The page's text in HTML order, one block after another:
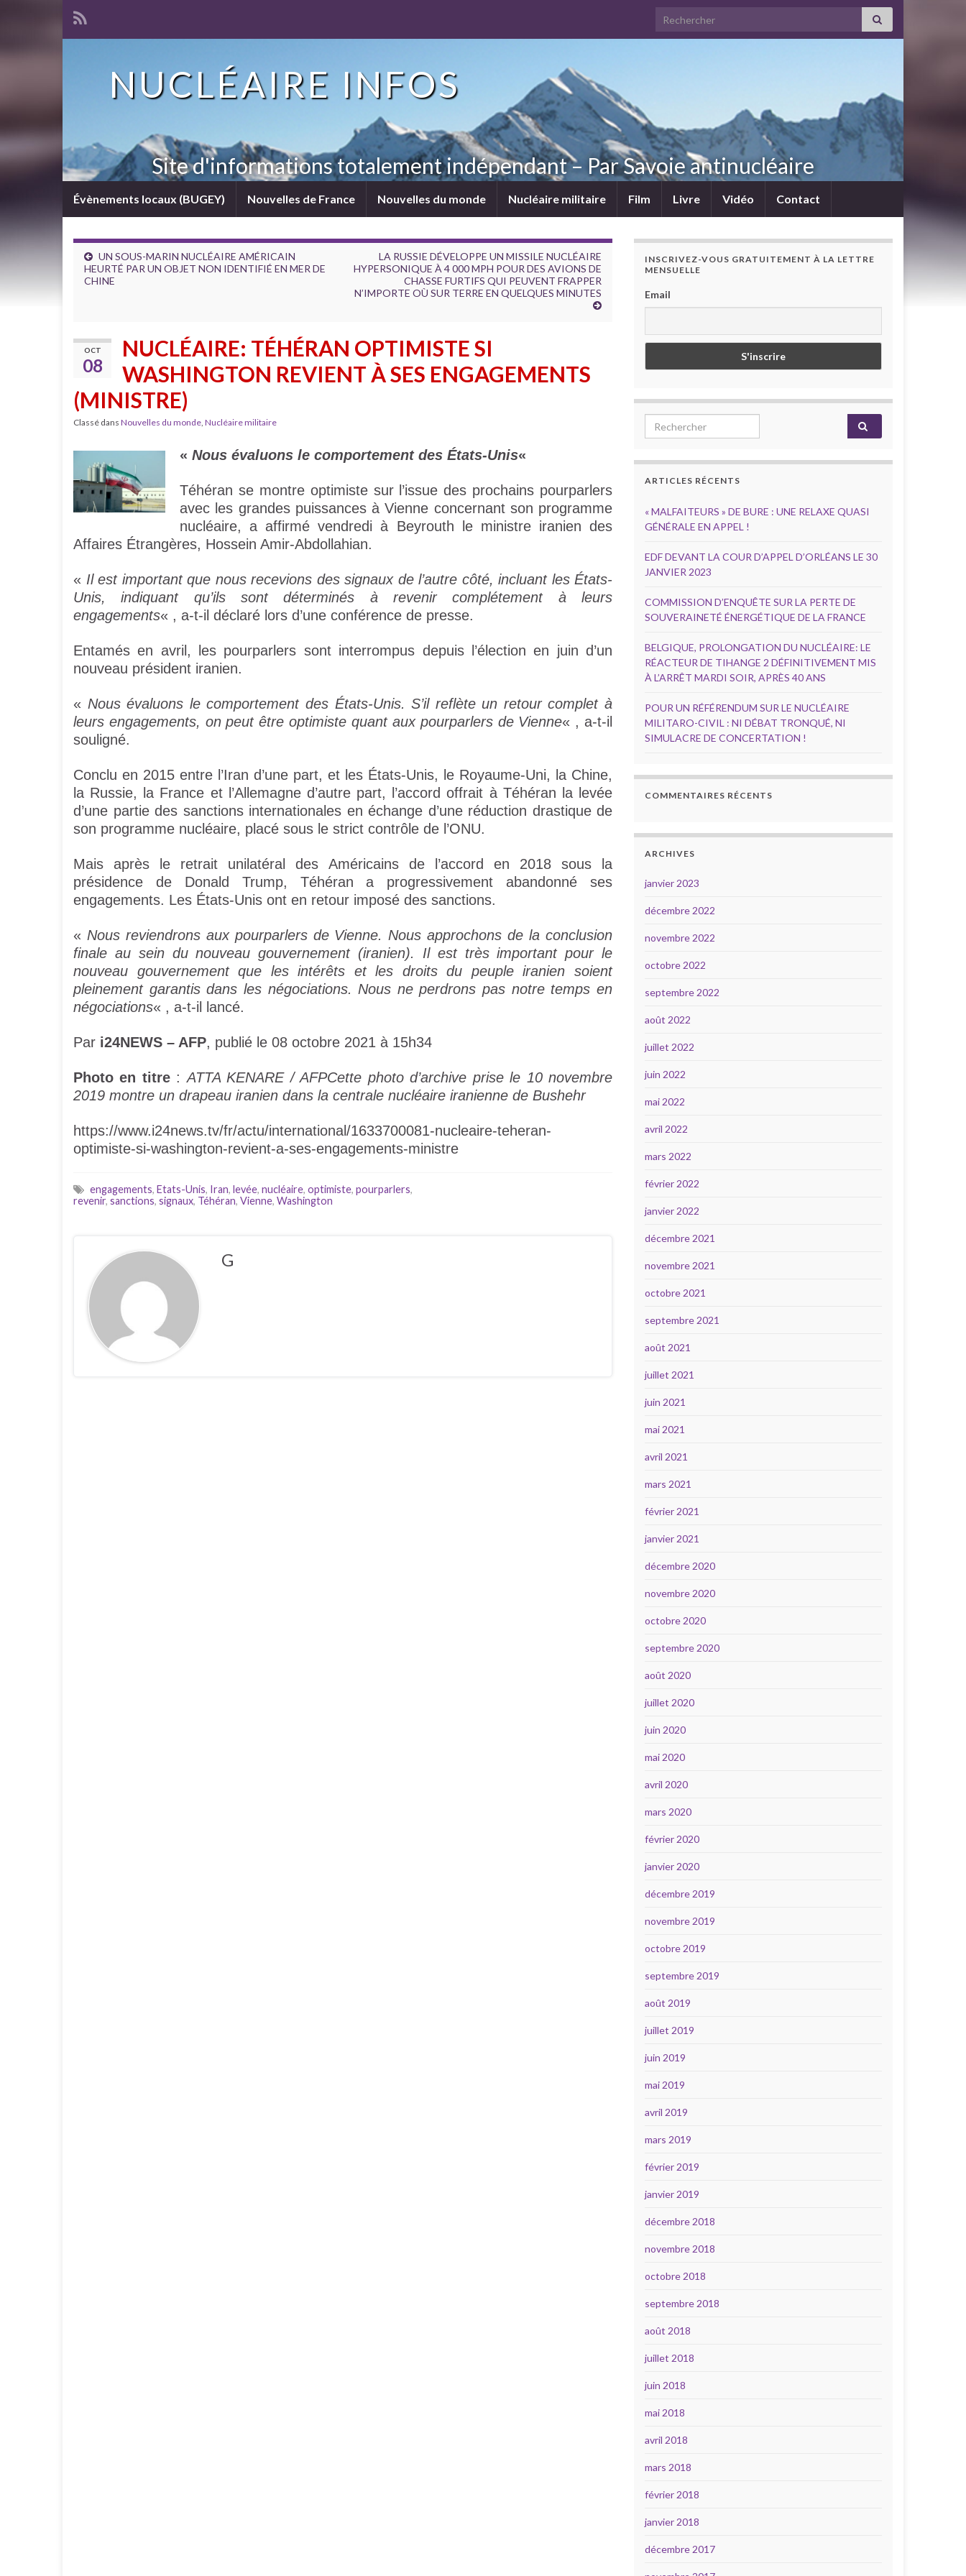
Search for:
NUCLÉAIRE INFOS
Site d'informations totalement indépendant – Par Savoie antinucléaire
Évènements locaux (BUGEY) Nouvelles de France Nouvelles du monde Nucléaire militaire Film Livre Vidéo Contact
UN SOUS-MARIN NUCLÉAIRE AMÉRICAIN
HEURTÉ PAR UN OBJET NON IDENTIFIÉ EN MER DE
CHINE
LA RUSSIE DÉVELOPPE UN MISSILE NUCLÉAIRE
HYPERSONIQUE À 4 000 MPH POUR DES AVIONS DE
CHASSE FURTIFS QUI PEUVENT FRAPPER
N’IMPORTE OÙ SUR TERRE EN QUELQUES MINUTES
OCT
08
NUCLÉAIRE: TÉHÉRAN OPTIMISTE SI
WASHINGTON REVIENT À SES ENGAGEMENTS
(MINISTRE)
Classé dans Nouvelles du monde, Nucléaire militaire
« Nous évaluons le comportement des États-Unis«
Téhéran se montre optimiste sur l’issue des prochains pourparlers
avec les grandes puissances à Vienne concernant son programme
nucléaire, a affirmé vendredi à Beyrouth le ministre iranien des
Affaires Étrangères, Hossein Amir-Abdollahian.
« Il est important que nous recevions des signaux de l’autre côté, incluant les États-
Unis, indiquant qu’ils sont déterminés à revenir complétement à leurs
engagements« , a-t-il déclaré lors d’une conférence de presse.
Entamés en avril, les pourparlers sont interrompus depuis l’élection en juin d’un
nouveau président iranien.
« Nous évaluons le comportement des États-Unis. S’il reflète un retour complet à
leurs engagements, on peut être optimiste quant aux pourparlers de Vienne« , a-t-il
souligné.
Conclu en 2015 entre l’Iran d’une part, et les États-Unis, le Royaume-Uni, la Chine,
la Russie, la France et l’Allemagne d’autre part, l’accord offrait à Téhéran la levée
d’une partie des sanctions internationales en échange d’une réduction drastique de
son programme nucléaire, placé sous le strict contrôle de l’ONU.
Mais après le retrait unilatéral des Américains de l’accord en 2018 sous la
présidence de Donald Trump, Téhéran a progressivement abandonné ses
engagements. Les États-Unis ont en retour imposé des sanctions.
« Nous reviendrons aux pourparlers de Vienne. Nous approchons de la conclusion
finale au sein du nouveau gouvernement (iranien). Il est très important pour le
nouveau gouvernement que les intérêts et les droits du peuple iranien soient
pleinement garantis dans les négociations. Nous ne perdrons pas notre temps en
négociations« , a-t-il lancé.
Par i24NEWS – AFP, publié le 08 octobre 2021 à 15h34
Photo en titre:ATTA KENARE / AFPCette photo d’archive prise le 10 novembre
2019 montre un drapeau iranien dans la centrale nucléaire iranienne de Bushehr
https://www.i24news.tv/fr/actu/international/1633700081-nucleaire-teheran-
optimiste-si-washington-revient-a-ses-engagements-ministre
engagements, Etats-Unis, Iran, levée, nucléaire, optimiste, pourparlers,
revenir, sanctions, signaux, Téhéran, Vienne, Washington
G
INSCRIVEZ-VOUS GRATUITEMENT À LA LETTRE
MENSUELLE
Email
Search for:
ARTICLES RÉCENTS
« MALFAITEURS » DE BURE : UNE RELAXE QUASI
GÉNÉRALE EN APPEL !
EDF DEVANT LA COUR D’APPEL D’ORLÉANS LE 30
JANVIER 2023
COMMISSION D’ENQUÊTE SUR LA PERTE DE
SOUVERAINETÉ ÉNERGÉTIQUE DE LA FRANCE
BELGIQUE, PROLONGATION DU NUCLÉAIRE: LE
RÉACTEUR DE TIHANGE 2 DÉFINITIVEMENT MIS
À L’ARRÊT MARDI SOIR, APRÈS 40 ANS
POUR UN RÉFÉRENDUM SUR LE NUCLÉAIRE
MILITARO-CIVIL : NI DÉBAT TRONQUÉ, NI
SIMULACRE DE CONCERTATION !
COMMENTAIRES RÉCENTS
ARCHIVES
janvier 2023
décembre 2022
novembre 2022
octobre 2022
septembre 2022
août 2022
juillet 2022
juin 2022
mai 2022
avril 2022
mars 2022
février 2022
janvier 2022
décembre 2021
novembre 2021
octobre 2021
septembre 2021
août 2021
juillet 2021
juin 2021
mai 2021
avril 2021
mars 2021
février 2021
janvier 2021
décembre 2020
novembre 2020
octobre 2020
septembre 2020
août 2020
juillet 2020
juin 2020
mai 2020
avril 2020
mars 2020
février 2020
janvier 2020
décembre 2019
novembre 2019
octobre 2019
septembre 2019
août 2019
juillet 2019
juin 2019
mai 2019
avril 2019
mars 2019
février 2019
janvier 2019
décembre 2018
novembre 2018
octobre 2018
septembre 2018
août 2018
juillet 2018
juin 2018
mai 2018
avril 2018
mars 2018
février 2018
janvier 2018
décembre 2017